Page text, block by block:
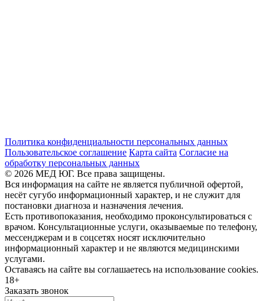
Политика конфиденциальности персональных данных
Пользовательское соглашение Карта сайта Согласие на
обработку персональных данных
© 2026 МЕД ЮГ. Все права защищены.
Вся информация на сайте не является публичной офертой,
несёт сугубо информационный характер, и не служит для
постановки диагноза и назначения лечения.
Есть противопоказания, необходимо проконсультироваться с
врачом. Консультационные услуги, оказываемые по телефону,
мессенджерам и в соцсетях носят исключительно
информационный характер и не являются медицинскими
услугами.
Оставаясь на сайте вы соглашаетесь на использование cookies.
18+
Заказать звонок